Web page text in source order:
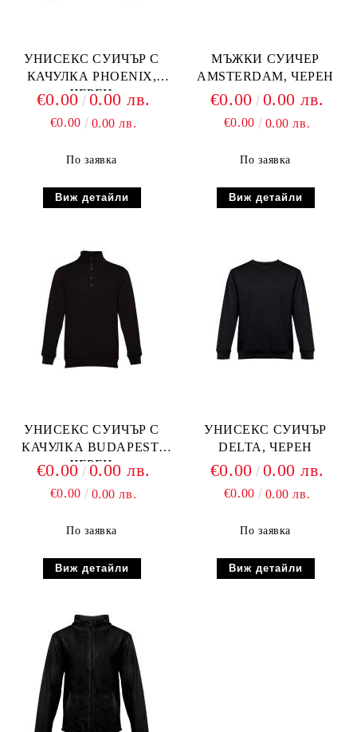
УНИСЕКС СУИЧЪР С
КАЧУЛКА PHOENIX,
ЧЕРЕН
€0.00 0.00 лв.
€0.00 0.00 лв.
По заявка
Виж детайли
МЪЖКИ СУИЧЕР
AMSTERDAM, ЧЕРЕН
€0.00 0.00 лв.
€0.00 0.00 лв.
По заявка
Виж детайли
УНИСЕКС СУИЧЪР С
КАЧУЛКА BUDAPEST,
ЧЕРЕН
€0.00 0.00 лв.
€0.00 0.00 лв.
По заявка
Виж детайли
УНИСЕКС СУИЧЪР
DELTA, ЧЕРЕН
€0.00 0.00 лв.
€0.00 0.00 лв.
По заявка
Виж детайли